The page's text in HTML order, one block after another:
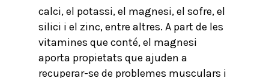
calci, el potassi, el magnesi, el sofre, el
silici i el zinc, entre altres. A part de les
vitamines que conté, el magnesi
aporta propietats que ajuden a
recuperar-se de problemes musculars i